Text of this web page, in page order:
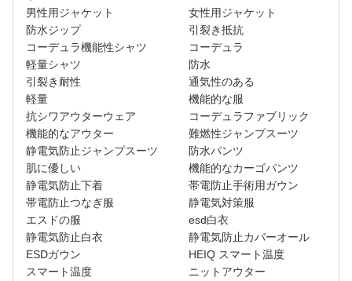
男性用ジャケット
女性用ジャケット
防水ジップ
引裂き抵抗
コーデュラ機能性シャツ
コーデュラ
軽量シャツ
防水
引裂き耐性
通気性のある
軽量
機能的な服
抗シワアウターウェア
コーデュラファブリック
機能的なアウター
難燃性ジャンプスーツ
静電気防止ジャンプスーツ
防水パンツ
肌に優しい
機能的なカーゴパンツ
静電気防止下着
帯電防止手術用ガウン
帯電防止つなぎ服
静電気対策服
エスドの服
esd白衣
静電気防止白衣
静電気防止カバーオール
ESDガウン
HEIQ スマート温度
スマート温度
ニットアウター